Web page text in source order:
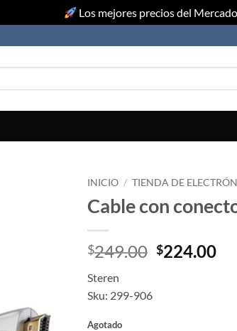
Los mejores precios del
INICIO / TIENDA DE
Cable con
$249.00 Original
$224.00
Steren
Sku: 299-906
Agotado